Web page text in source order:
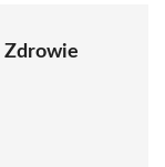
Zdrowie